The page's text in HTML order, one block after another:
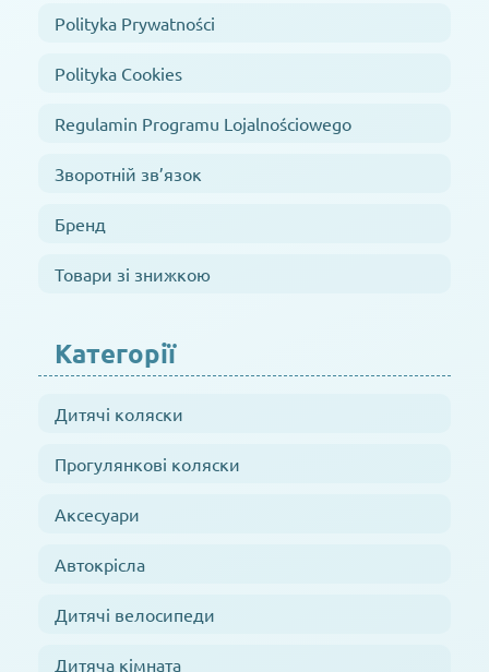
Polityka Prywatności
Polityka Cookies
Regulamin Programu Lojalnościowego
Зворотній зв’язок
Бренд
Товари зі знижкою
Категорії
Дитячі коляски
Прогулянкові коляски
Аксесуари
Автокрісла
Дитячі велосипеди
Дитяча кімната